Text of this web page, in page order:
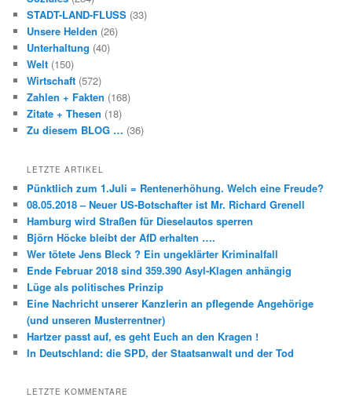
STADT-LAND-FLUSS (33)
Unsere Helden (26)
Unterhaltung (40)
Welt (150)
Wirtschaft (572)
Zahlen + Fakten (168)
Zitate + Thesen (18)
Zu diesem BLOG … (36)
LETZTE ARTIKEL
Pünktlich zum 1.Juli = Rentenerhöhung. Welch eine Freude?
08.05.2018 – Neuer US-Botschafter ist Mr. Richard Grenell
Hamburg wird Straßen für Dieselautos sperren
Björn Höcke bleibt der AfD erhalten ….
Wer tötete Jens Bleck ? Ein ungeklärter Kriminalfall
Ende Februar 2018 sind 359.390 Asyl-Klagen anhängig
Lüge als politisches Prinzip
Eine Nachricht unserer Kanzlerin an pflegende Angehörige
(und unseren Musterrentner)
Hartzer passt auf, es geht Euch an den Kragen !
In Deutschland: die SPD, der Staatsanwalt und der Tod
LETZTE KOMMENTARE